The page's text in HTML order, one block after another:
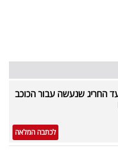
החריג שנעשה עבור הכוכב
לכתבה המלאה